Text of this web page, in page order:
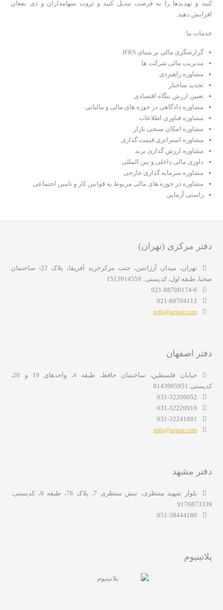
کنید و تهدیدها را به فرصت تبدیل کنید و ثروت سهامداران و ذی نفعان
افزایش دهید.
خدمات ما:
گزارشگری مالی بر مبنای IFRS
مدیریت مالی شرکت ها
مشاوره راهبردی
تجدید ساختار
تعیین ارزش بنگاه اقتصادی
مشاوره دادگاهی در حوزه های مالی و مالیاتی
مشاوره فناوری اطلاعات
مشاوره امکان سنجی بازار
مشاوره استراتژی قیمت گذاری
مشاوره ارزش گذاری برند
داوری مالی داخلی و بین المللی
مشاوره سرمایه گذاری خارجی
مشاوره در حوزه های مالی مربوط به قوانین کار و تامین اجتماعی
راستی آزمایی
دفتر مرکزی (تهران)
تهران، میدان آرژانتین، جنب مرکزخرید آفریقا، پلاک 22- ساختمان
صحبا، طبقه اول، کدپستی: 1513914558
021-88708174-6
021-88704112
info@azpar.com
دفتر اصفهان
خیابان فلسطین، ساختمان حافظ، طبقه 4، واحدهای 19 و 20،
کدپستی:8143995951
031-32206052
031-32220918
031-32241881
info@azpar.com
دفتر مشهد
بلوار شهید منتظری، نبش منتظری 7، پلاک 78، طبقه 8، کدپستی:
9176873339
051-38444180
پلاتینیوم